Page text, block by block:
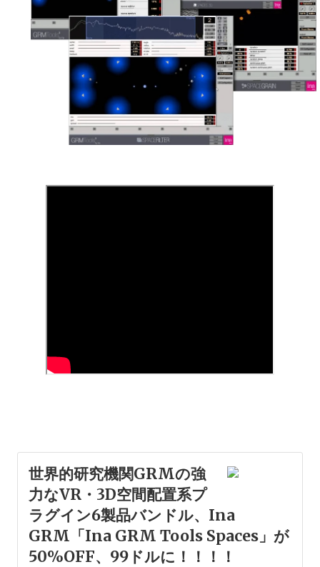
世界的研究機関GRMの強
力なVR・3D空間配置系プ
ラグイン6製品バンドル、Ina
GRM「Ina GRM Tools Spaces」が
50%OFF、99ドルに！！！！